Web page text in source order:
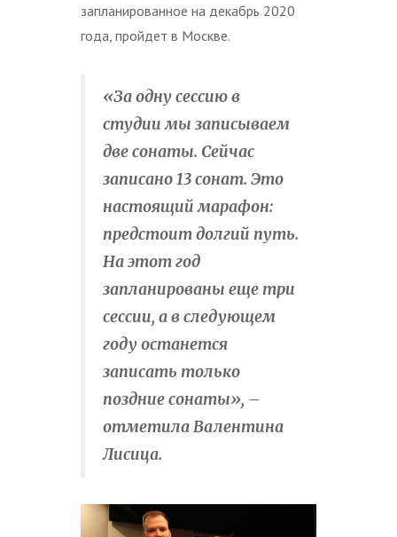
запланированное на декабрь 2020
года, пройдет в Москве.
«За одну сессию в
студии мы записываем
две сонаты. Сейчас
записано 13 сонат. Это
настоящий марафон:
предстоит долгий путь.
На этот год
запланированы еще три
сессии, а в следующем
году останется
записать только
поздние сонаты», –
отметила Валентина
Лисица.